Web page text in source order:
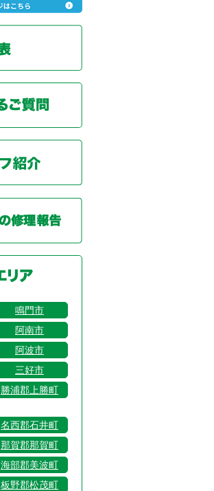
鳴門市
阿南市
阿波市
三好市
勝浦郡上勝町
名西郡石井町
那賀郡那賀町
海部郡美波町
板野郡松茂町